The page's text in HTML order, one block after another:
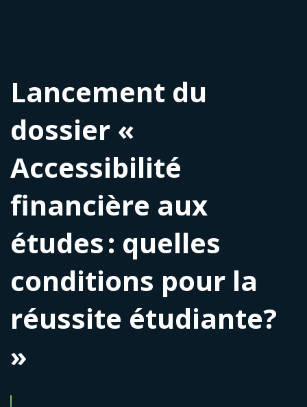
Lancement du
dossier «
Accessibilité
financière aux
études : quelles
conditions pour la
réussite étudiante?
»